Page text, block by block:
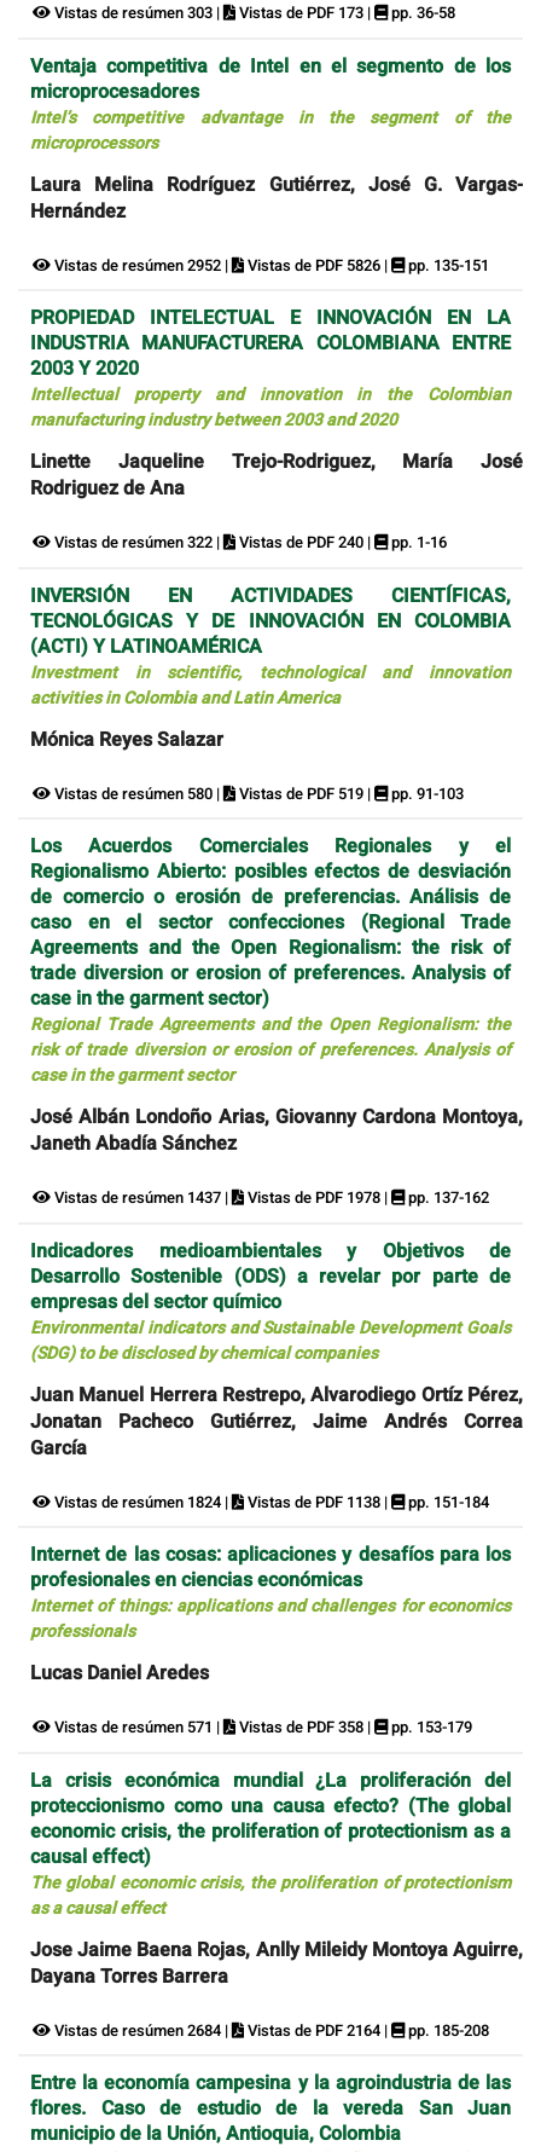
Vistas de resúmen 303 | Vistas de PDF 173 | pp. 36-58
Ventaja competitiva de Intel en el segmento de los
microprocesadores
Intel’s competitive advantage in the segment of the
microprocessors
Laura Melina Rodríguez Gutiérrez, José G. Vargas-
Hernández
Vistas de resúmen 2952 | Vistas de PDF 5826 | pp. 135-151
PROPIEDAD INTELECTUAL E INNOVACIÓN EN LA
INDUSTRIA MANUFACTURERA COLOMBIANA ENTRE
2003 Y 2020
Intellectual property and innovation in the Colombian
manufacturing industry between 2003 and 2020
Linette Jaqueline Trejo-Rodriguez, María José
Rodriguez de Ana
Vistas de resúmen 322 | Vistas de PDF 240 | pp. 1-16
INVERSIÓN EN ACTIVIDADES CIENTÍFICAS,
TECNOLÓGICAS Y DE INNOVACIÓN EN COLOMBIA
(ACTI) Y LATINOAMÉRICA
Investment in scientific, technological and innovation
activities in Colombia and Latin America
Mónica Reyes Salazar
Vistas de resúmen 580 | Vistas de PDF 519 | pp. 91-103
Los Acuerdos Comerciales Regionales y el
Regionalismo Abierto: posibles efectos de desviación
de comercio o erosión de preferencias. Análisis de
caso en el sector confecciones (Regional Trade
Agreements and the Open Regionalism: the risk of
trade diversion or erosion of preferences. Analysis of
case in the garment sector)
Regional Trade Agreements and the Open Regionalism: the
risk of trade diversion or erosion of preferences. Analysis of
case in the garment sector
José Albán Londoño Arias, Giovanny Cardona Montoya,
Janeth Abadía Sánchez
Vistas de resúmen 1437 | Vistas de PDF 1978 | pp. 137-162
Indicadores medioambientales y Objetivos de
Desarrollo Sostenible (ODS) a revelar por parte de
empresas del sector químico
Environmental indicators and Sustainable Development Goals
(SDG) to be disclosed by chemical companies
Juan Manuel Herrera Restrepo, Alvarodiego Ortíz Pérez,
Jonatan Pacheco Gutiérrez, Jaime Andrés Correa
García
Vistas de resúmen 1824 | Vistas de PDF 1138 | pp. 151-184
Internet de las cosas: aplicaciones y desafíos para los
profesionales en ciencias económicas
Internet of things: applications and challenges for economics
professionals
Lucas Daniel Aredes
Vistas de resúmen 571 | Vistas de PDF 358 | pp. 153-179
La crisis económica mundial ¿La proliferación del
proteccionismo como una causa efecto? (The global
economic crisis, the proliferation of protectionism as a
causal effect)
The global economic crisis, the proliferation of protectionism
as a causal effect
Jose Jaime Baena Rojas, Anlly Mileidy Montoya Aguirre,
Dayana Torres Barrera
Vistas de resúmen 2684 | Vistas de PDF 2164 | pp. 185-208
Entre la economía campesina y la agroindustria de las
flores. Caso de estudio de la vereda San Juan
municipio de la Unión, Antioquia, Colombia